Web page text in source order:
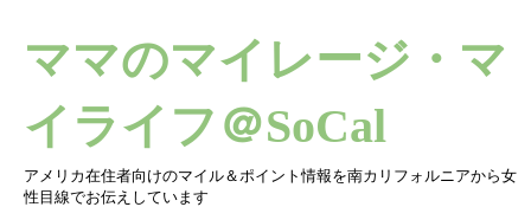
ママのマイレージ・マ
イライフ＠SoCal
アメリカ在住者向けのマイル＆ポイント情報を南カリフォルニアから女
性目線でお伝えしています